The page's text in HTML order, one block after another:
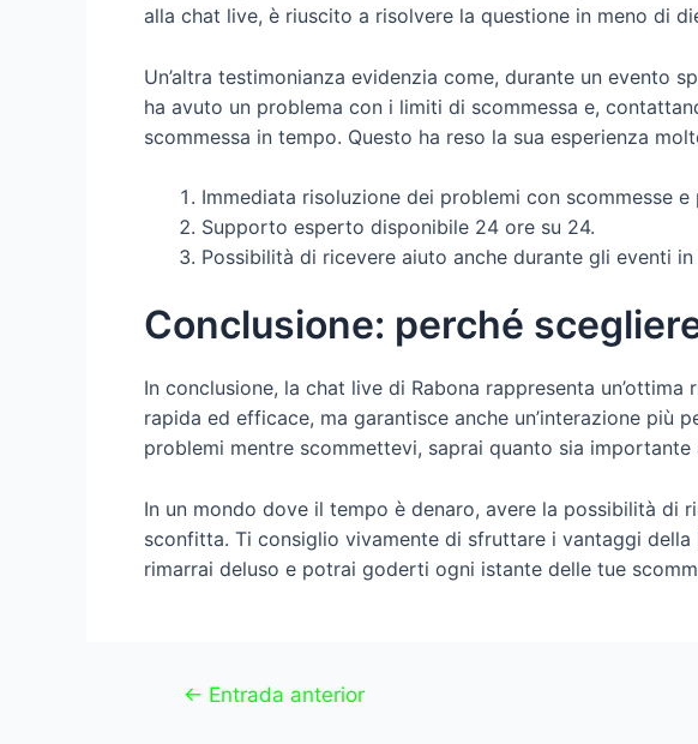
alla chat live, è riuscito a risolvere la questione in meno di
Un’altra testimonianza evidenzia come, durante un
ha avuto un problema con i limiti di scommessa e,
scommessa in tempo. Questo ha reso la sua esperienza
Immediata risoluzione dei problemi con scommesse e
Supporto esperto disponibile 24 ore su 24.
Possibilità di ricevere aiuto anche durante gli eventi
Conclusione: perché
In conclusione, la chat live di Rabona rappresenta
rapida ed efficace, ma garantisce anche un’interazione
problemi mentre scommettevi, saprai quanto sia
In un mondo dove il tempo è denaro, avere la possibilità di
sconfitta. Ti consiglio vivamente di sfruttare i vantaggi della
rimarrai deluso e potrai goderti ogni istante delle tue
← Entrada anterior